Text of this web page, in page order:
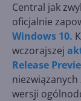
Central jak
oficjalnie
Windows 10.
wczorajszej
Release
wersji